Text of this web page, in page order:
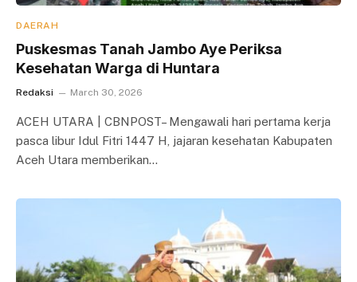
DAERAH
Puskesmas Tanah Jambo Aye Periksa
Kesehatan Warga di Huntara
Redaksi March 30, 2026
ACEH UTARA | CBNPOST– Mengawali hari pertama kerja
pasca libur Idul Fitri 1447 H, jajaran kesehatan Kabupaten
Aceh Utara memberikan…